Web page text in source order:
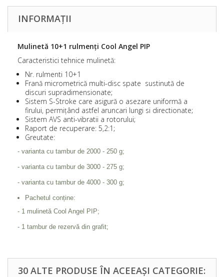
INFORMAȚII
Mulinetă 10+1 rulmenți Cool Angel PIP
Caracteristici tehnice mulinetă:
Nr. rulmenti 10+1
Frană micrometrică multi-disc spate sustinută de
discuri supradimensionate;
Sistem S-Stroke care asigură o asezare uniformă a
firului, permițând astfel aruncari lungi si directionate;
Sistem AVS anti-vibratii a rotorului;
Raport de recuperare: 5,2:1;
Greutate:
- varianta cu tambur de 2000 - 250 g;
- varianta cu tambur de 3000 - 275 g;
- varianta cu tambur de 4000 - 300 g;
Pachetul conține:
- 1 mulinetă Cool Angel PIP;
- 1 tambur de rezervă din grafit;
30 ALTE PRODUSE ÎN ACEEAȘI CATEGORIE: